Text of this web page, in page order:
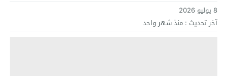
8 يوليو 2026
آخر تحديث : منذ شهر واحد